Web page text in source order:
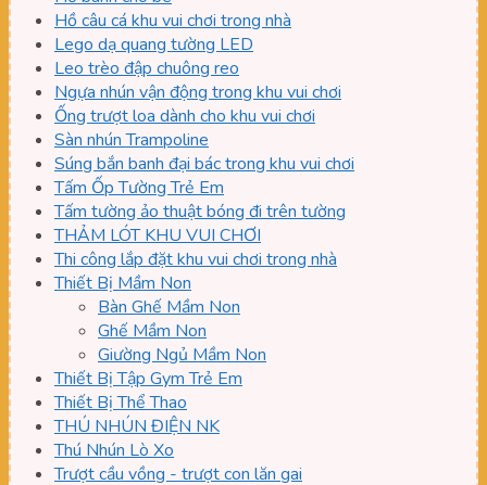
Hồ câu cá khu vui chơi trong nhà
Lego dạ quang tường LED
Leo trèo đập chuông reo
Ngựa nhún vận động trong khu vui chơi
Ống trượt loa dành cho khu vui chơi
Sàn nhún Trampoline
Súng bắn banh đại bác trong khu vui chơi
Tấm Ốp Tường Trẻ Em
Tấm tường ảo thuật bóng đi trên tường
THẢM LÓT KHU VUI CHƠI
Thi công lắp đặt khu vui chơi trong nhà
Thiết Bị Mầm Non
Bàn Ghế Mầm Non
Ghế Mầm Non
Giường Ngủ Mầm Non
Thiết Bị Tập Gym Trẻ Em
Thiết Bị Thể Thao
THÚ NHÚN ĐIỆN NK
Thú Nhún Lò Xo
Trượt cầu vồng - trượt con lăn gai